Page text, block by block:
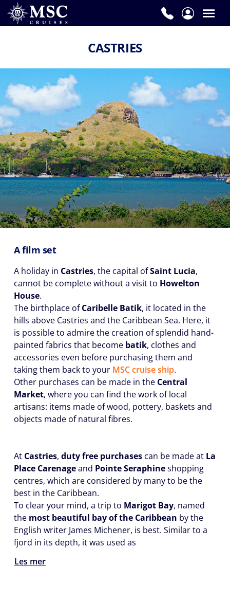
CASTRIES
A film set
A holiday in Castries, the capital ofSaint Lucia,
cannot be complete without a visit to Howelton
House.
The birthplace ofCaribelle Batik, it located in the
hills above Castries and the Caribbean Sea. Here, it
is possible to admire the creation of splendid hand-
painted fabrics that become batik, clothes and
accessories even before purchasing them and
taking them back to your MSC cruise ship.
Other purchases can be made in the Central
Market, where you can find the work of local
artisans: items made of wood, pottery, baskets and
objects made of natural fibres.
At Castries, duty free purchases can be made at La
Place Carenageand Pointe Seraphineshopping
centres, which are considered by many to be the
best in the Caribbean.
To clear your mind, a trip to Marigot Bay, named
the most beautiful bay of the Caribbean by the
English writer James Michener, is best. Similar to a
fjord in its depth, it was used as
Les mer